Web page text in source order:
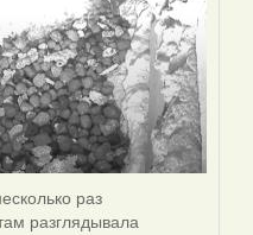
раз
разглядывала